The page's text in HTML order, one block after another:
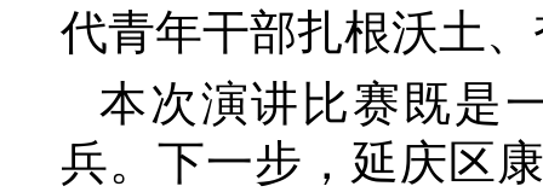
代青年干部扎根沃土
本次演讲比赛既是
兵。下一步，延庆区